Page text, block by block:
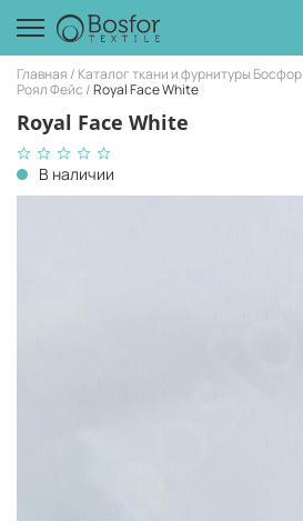
Главная Каталог ткани и фурнитуры Босфор
Роял Фейс Royal Face White
Royal Face White
В наличии